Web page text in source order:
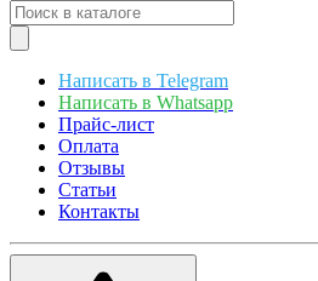
Написать в Telegram
Написать в Whatsapp
Прайс-лист
Оплата
Отзывы
Статьи
Контакты